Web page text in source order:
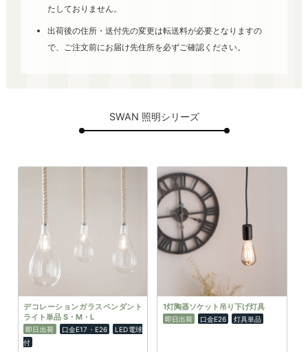
たしておりません。
出荷後の住所・送付先の変更は転送料が必要となりますの
で、ご注文前にお届け先住所を必ずご確認ください。
SWAN 照明シリーズ
デコレーションガラスペンダント
ライト単品 S・M・L
即日出荷 口金E17・E26
LED電球
付
1灯陶器ソケット吊り下げ灯具
即日出荷 口金E26 灯具単品